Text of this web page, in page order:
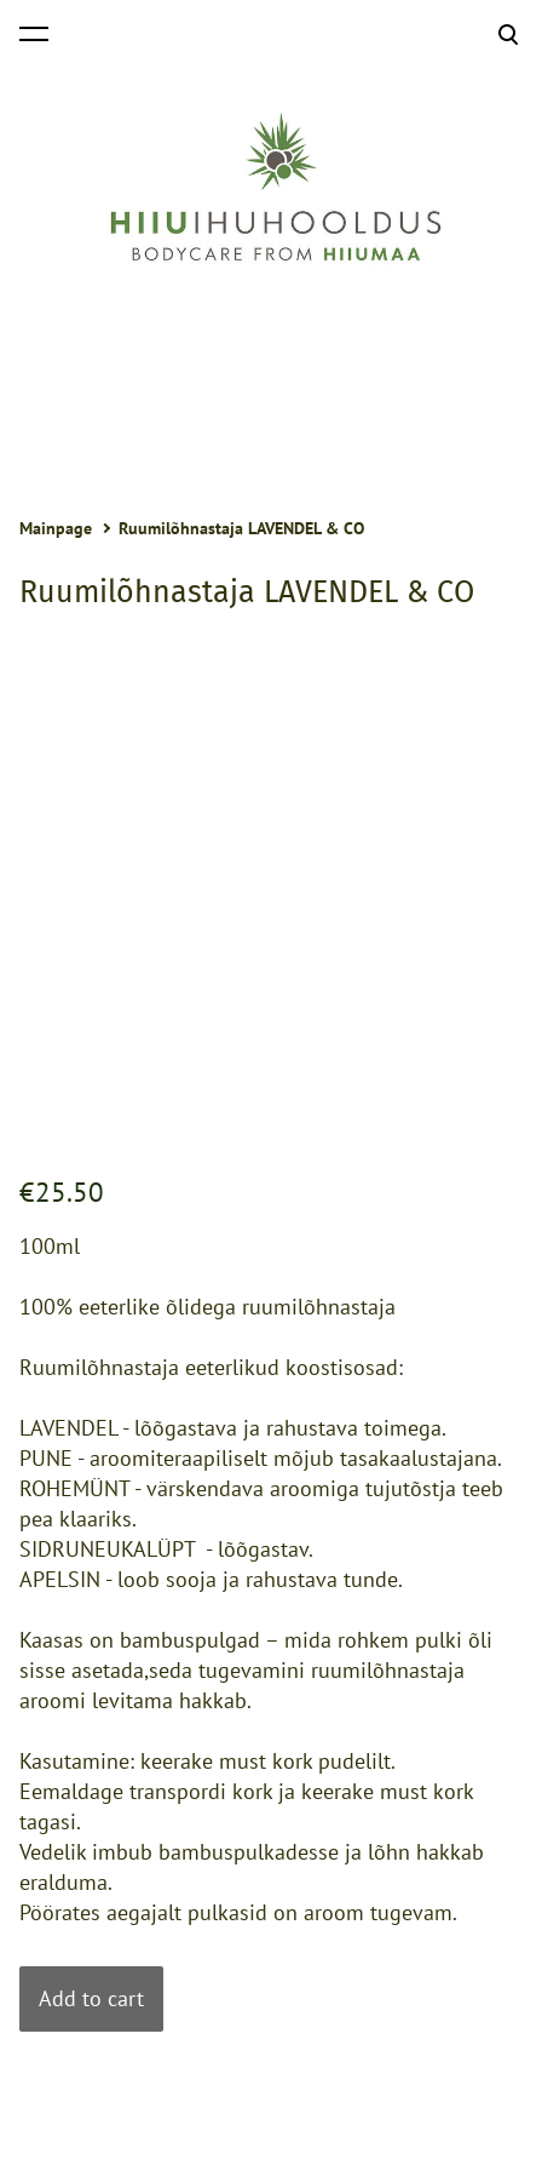
was added to the cart.
Mainpage Ruumilõhnastaja LAVENDEL & CO
Ruumilõhnastaja LAVENDEL & CO
€25.50
100ml
100% eeterlike õlidega ruumilõhnastaja
Ruumilõhnastaja eeterlikud koostisosad:
LAVENDEL - lõõgastava ja rahustava toimega.
PUNE - aroomiteraapiliselt mõjub tasakaalustajana.
ROHEMÜNT - värskendava aroomiga tujutõstja teeb
pea klaariks.
SIDRUNEUKALÜPT - lõõgastav.
APELSIN - loob sooja ja rahustava tunde.
Kaasas on bambuspulgad – mida rohkem pulki õli
sisse asetada,seda tugevamini ruumilõhnastaja
aroomi levitama hakkab.
Kasutamine: keerake must kork pudelilt.
Eemaldage transpordi kork ja keerake must kork
tagasi.
Vedelik imbub bambuspulkadesse ja lõhn hakkab
eralduma.
Pöörates aegajalt pulkasid on aroom tugevam.
Add to cart